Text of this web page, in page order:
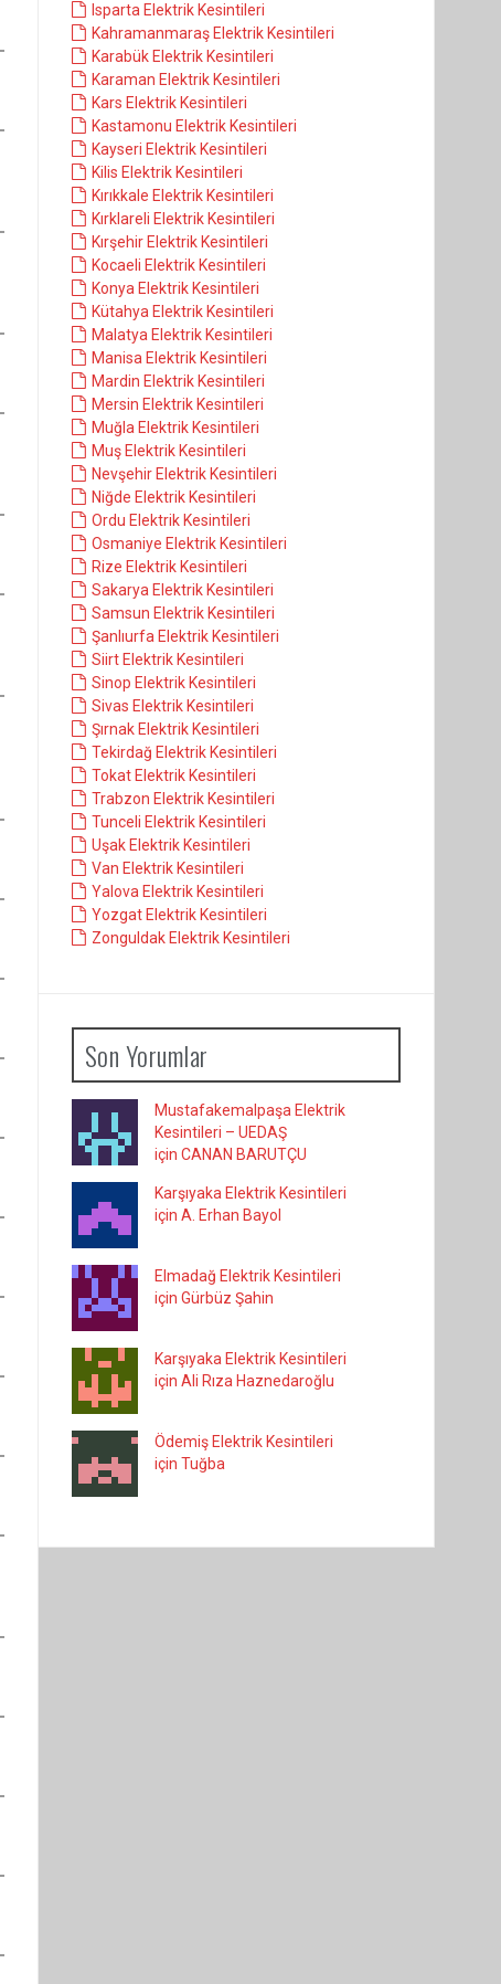
Isparta Elektrik Kesintileri
Kahramanmaraş Elektrik Kesintileri
Karabük Elektrik Kesintileri
Karaman Elektrik Kesintileri
Kars Elektrik Kesintileri
Kastamonu Elektrik Kesintileri
Kayseri Elektrik Kesintileri
Kilis Elektrik Kesintileri
Kırıkkale Elektrik Kesintileri
Kırklareli Elektrik Kesintileri
Kırşehir Elektrik Kesintileri
Kocaeli Elektrik Kesintileri
Konya Elektrik Kesintileri
Kütahya Elektrik Kesintileri
Malatya Elektrik Kesintileri
Manisa Elektrik Kesintileri
Mardin Elektrik Kesintileri
Mersin Elektrik Kesintileri
Muğla Elektrik Kesintileri
Muş Elektrik Kesintileri
Nevşehir Elektrik Kesintileri
Niğde Elektrik Kesintileri
Ordu Elektrik Kesintileri
Osmaniye Elektrik Kesintileri
Rize Elektrik Kesintileri
Sakarya Elektrik Kesintileri
Samsun Elektrik Kesintileri
Şanlıurfa Elektrik Kesintileri
Siirt Elektrik Kesintileri
Sinop Elektrik Kesintileri
Sivas Elektrik Kesintileri
Şırnak Elektrik Kesintileri
Tekirdağ Elektrik Kesintileri
Tokat Elektrik Kesintileri
Trabzon Elektrik Kesintileri
Tunceli Elektrik Kesintileri
Uşak Elektrik Kesintileri
Van Elektrik Kesintileri
Yalova Elektrik Kesintileri
Yozgat Elektrik Kesintileri
Zonguldak Elektrik Kesintileri
Son Yorumlar
Mustafakemalpaşa Elektrik
Kesintileri – UEDAŞ
için CANAN BARUTÇU
Karşıyaka Elektrik Kesintileri
için A. Erhan Bayol
Elmadağ Elektrik Kesintileri
için Gürbüz Şahin
Karşıyaka Elektrik Kesintileri
için Ali Rıza Haznedaroğlu
Ödemiş Elektrik Kesintileri
için Tuğba